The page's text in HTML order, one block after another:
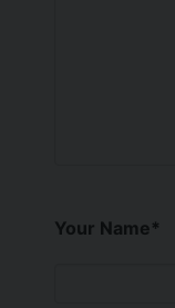
Your Name*